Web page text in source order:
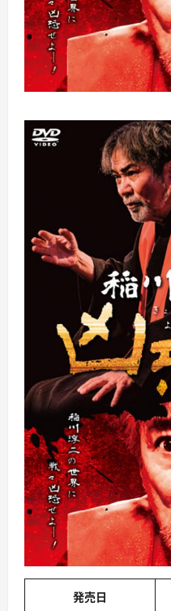
発売日